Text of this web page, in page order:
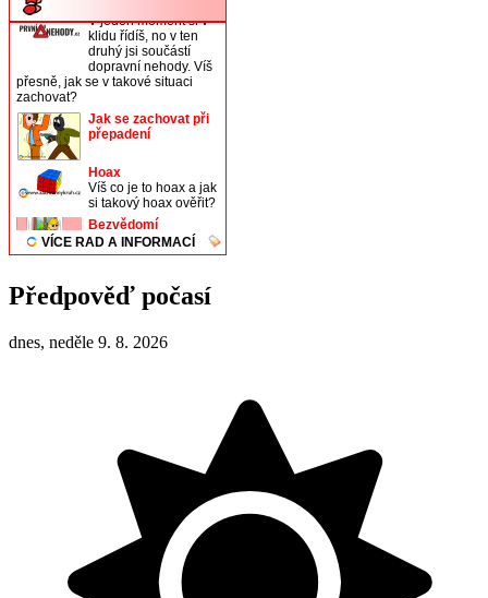
Předpověď počasí
dnes, neděle 9. 8. 2026